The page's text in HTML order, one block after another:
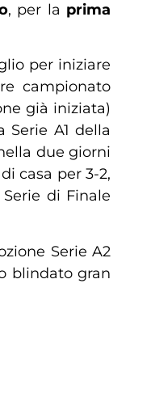
, per la prima
per iniziare
campionato
già iniziata)
A1 della
due giorni
casa per 3-2,
di Finale
Serie A2
blindato gran